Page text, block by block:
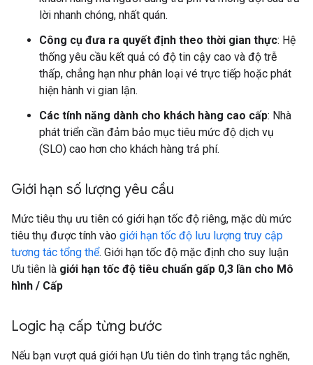
lời nhanh chóng, nhất quán.
Công cụ đưa ra quyết định theo thời gian thực: Hệ
thống yêu cầu kết quả có độ tin cậy cao và độ trễ
thấp, chẳng hạn như phân loại vé trực tiếp hoặc phát
hiện hành vi gian lận.
Các tính năng dành cho khách hàng cao cấp: Nhà
phát triển cần đảm bảo mục tiêu mức độ dịch vụ
(SLO) cao hơn cho khách hàng trả phí.
Giới hạn số lượng yêu cầu
Mức tiêu thụ ưu tiên có giới hạn tốc độ riêng, mặc dù mức
tiêu thụ được tính vào giới hạn tốc độ lưu lượng truy cập
tương tác tổng thể. Giới hạn tốc độ mặc định cho suy luận
Ưu tiên là giới hạn tốc độ tiêu chuẩn gấp 0,3 lần cho Mô
hình / Cấp
Logic hạ cấp từng bước
Nếu bạn vượt quá giới hạn Ưu tiên do tình trạng tắc nghẽn,